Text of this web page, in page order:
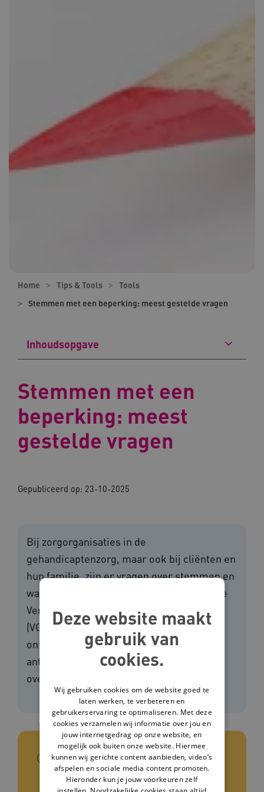
Home Tips & Tools
Tools
Stemmen met een beperking: meest gestelde vragen
Inhoudsopgave
Stemmen met een
beperking: meest
gestelde vragen
Gepubliceerd op: 23-10-2025
Bij zorgorganisaties in de
gehandicaptenzorg, maar ook bij cliënten en
hun familie, zijn er vragen over stemmen en
wat daarbij de regels zijn. Daarom heeft de
Vereniging Gehandicaptenzorg Nederland
(VGN) samen met Ieder(in) een factsheet
ontwikkeld. In de factsheet staan
antwoorden op de meest gestelde vragen
over het kiesrecht en het stemproces.
In het kort
Deze website maakt
gebruik van
cookies.
Wij gebruiken cookies om de website goed te
laten werken, te verbeteren en
gebruikerservaring te optimaliseren. Met deze
cookies verzamelen wij informatie over jou en
jouw internetgedrag op onze website, en
mogelijk ook buiten onze website. Hiermee
kunnen wij gerichte content aanbieden, video’s
afspelen en sociale media content promoten.
Hieronder kun je jouw voorkeuren zelf